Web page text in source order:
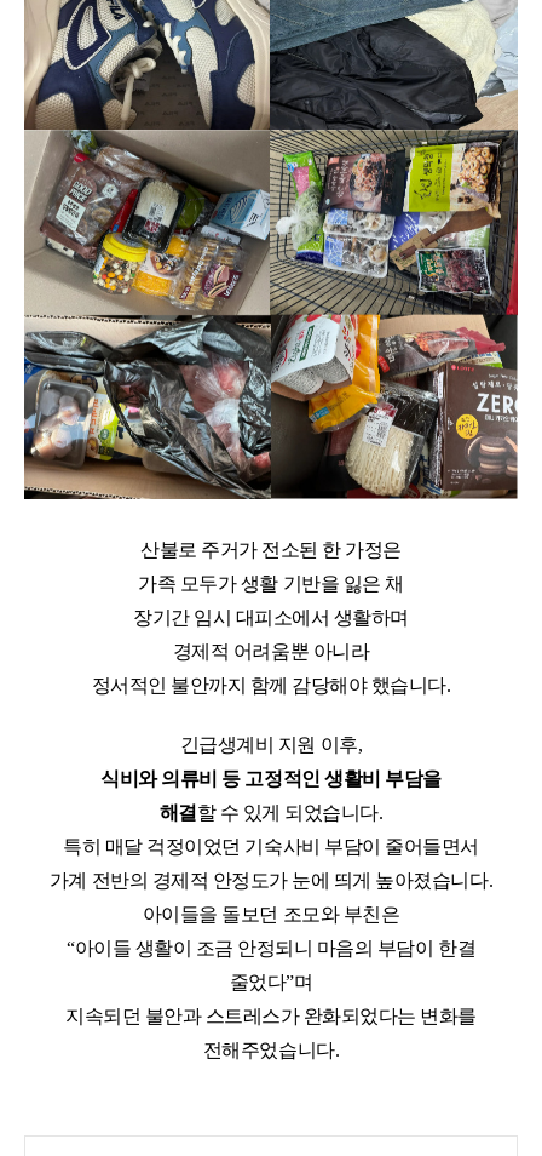
산불로 주거가 전소된 한 가정은
가족 모두가 생활 기반을 잃은 채
장기간 임시 대피소에서 생활하며
경제적 어려움뿐 아니라
정서적인 불안까지 함께 감당해야 했습니다.
긴급생계비 지원 이후,
식비와 의류비 등 고정적인 생활비 부담을
해결 할 수 있게 되었습니다.
특히 매달 걱정이었던 기숙사비 부담이 줄어들면서
가계 전반의 경제적 안정도가 눈에 띄게 높아졌습니다.
아이들을 돌보던 조모와 부친은
“아이들 생활이 조금 안정되니 마음의 부담이 한결
줄었다”며
지속되던 불안과 스트레스가 완화되었다는 변화를
전해주었습니다.